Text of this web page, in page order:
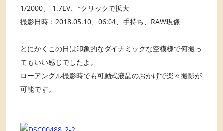
1/2000、-1.7EV、↑クリックで拡大
撮影日時：2018.05.10、06:04、手持ち、RAW現像
とにかくこの日は印象的なダイナミックな空模様で何撮っ
てもいい感じでしたよ。
ローアングル撮影時でも可動式液晶のおかげで楽々撮影が
可能です。